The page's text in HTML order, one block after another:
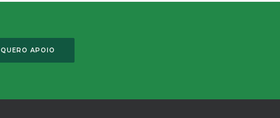
QUERO APOIO